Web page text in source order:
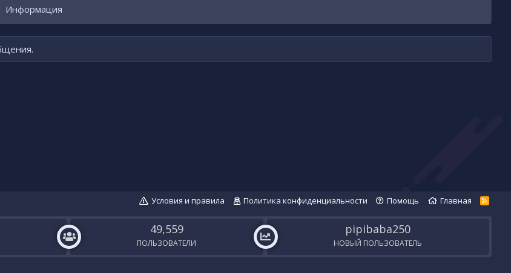
Информация
Условия и правила Политика конфиденциальности Помощь Главная
R
S
49,559
ПОЛЬЗОВАТЕЛИ
pipibaba250
НОВЫЙ ПОЛЬЗОВАТЕЛЬ